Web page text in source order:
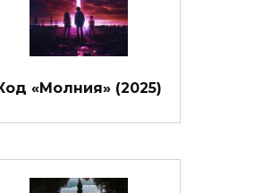
«Молния» (2025)